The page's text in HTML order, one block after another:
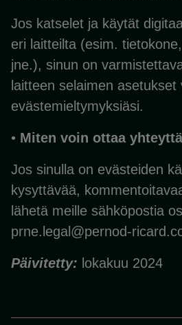
Jos katselet ja käytät
eri laitteilta (esim.
jne.), sinun on
laitteen selaimen asetukset
evästemieltymyksiäsi.
• Miten voin ottaa
Jos sinulla on evästeiden
kysyttävää,
lähetä meille sähköpostia
prne.legal@pernod-
Päivitetty: lokakuu 2024